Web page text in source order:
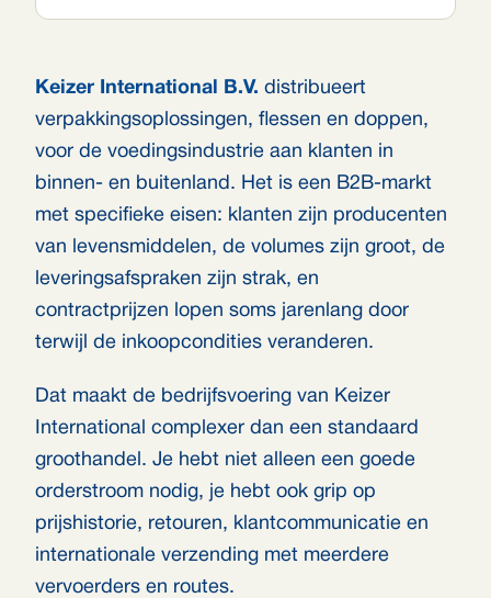
Keizer International B.V. distribueert
verpakkingsoplossingen, flessen en doppen,
voor de voedingsindustrie aan klanten in
binnen- en buitenland. Het is een B2B-markt
met specifieke eisen: klanten zijn producenten
van levensmiddelen, de volumes zijn groot, de
leveringsafspraken zijn strak, en
contractprijzen lopen soms jarenlang door
terwijl de inkoopcondities veranderen.
Dat maakt de bedrijfsvoering van Keizer
International complexer dan een standaard
groothandel. Je hebt niet alleen een goede
orderstroom nodig, je hebt ook grip op
prijshistorie, retouren, klantcommunicatie en
internationale verzending met meerdere
vervoerders en routes.